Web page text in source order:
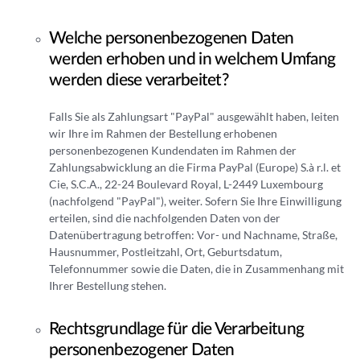
Welche personenbezogenen Daten
werden erhoben und in welchem Umfang
werden diese verarbeitet?
Falls Sie als Zahlungsart "PayPal" ausgewählt haben, leiten
wir Ihre im Rahmen der Bestellung erhobenen
personenbezogenen Kundendaten im Rahmen der
Zahlungsabwicklung an die Firma PayPal (Europe) S.à r.l. et
Cie, S.C.A., 22-24 Boulevard Royal, L-2449 Luxembourg
(nachfolgend "PayPal"), weiter. Sofern Sie Ihre Einwilligung
erteilen, sind die nachfolgenden Daten von der
Datenübertragung betroffen: Vor- und Nachname, Straße,
Hausnummer, Postleitzahl, Ort, Geburtsdatum,
Telefonnummer sowie die Daten, die in Zusammenhang mit
Ihrer Bestellung stehen.
Rechtsgrundlage für die Verarbeitung
personenbezogener Daten